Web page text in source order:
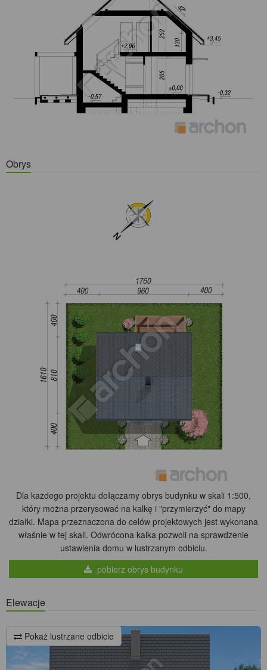
Obrys
Dla każdego projektu dołączamy obrys budynku w skali 1:500,
który można przerysować na kalkę i "przymierzyć" do mapy
działki. Mapa przeznaczona do celów projektowych jest wykonana
właśnie w tej skali. Odwrócona kalka pozwoli na sprawdzenie
ustawienia domu w lustrzanym odbiciu.
pobierz obrys budynku
Elewacje
Pokaż lustrzane odbicie